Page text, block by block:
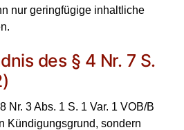
nur geringfügige inhaltliche
des § 4 Nr. 7 S.
Nr. 3 Abs. 1 S. 1 Var. 1 VOB/B
Kündigungsgrund, sondern